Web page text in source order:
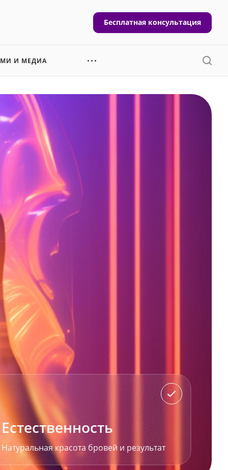
Бесплатная консультация
И МЕДИА
Естественность
Натуральная красота бровей и результат